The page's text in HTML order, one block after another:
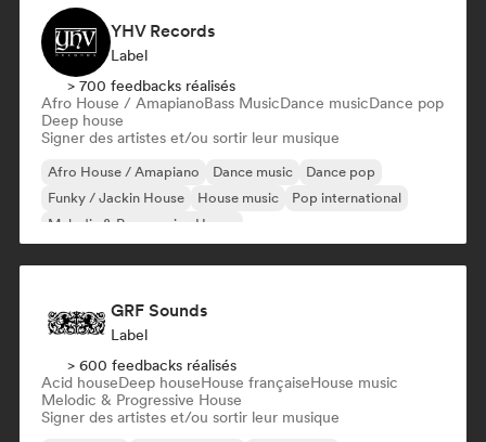
YHV Records
Label
> 700 feedbacks réalisés
Afro House / AmapianoBass MusicDance musicDance pop
Deep house
Signer des artistes et/ou sortir leur musique
Afro House / Amapiano Dance music
Dance pop
Funky / Jackin House
House music
Pop international
Melodic & Progressive House
GRF Sounds
Label
> 600 feedbacks réalisés
Acid houseDeep houseHouse françaiseHouse music
Melodic & Progressive House
Signer des artistes et/ou sortir leur musique